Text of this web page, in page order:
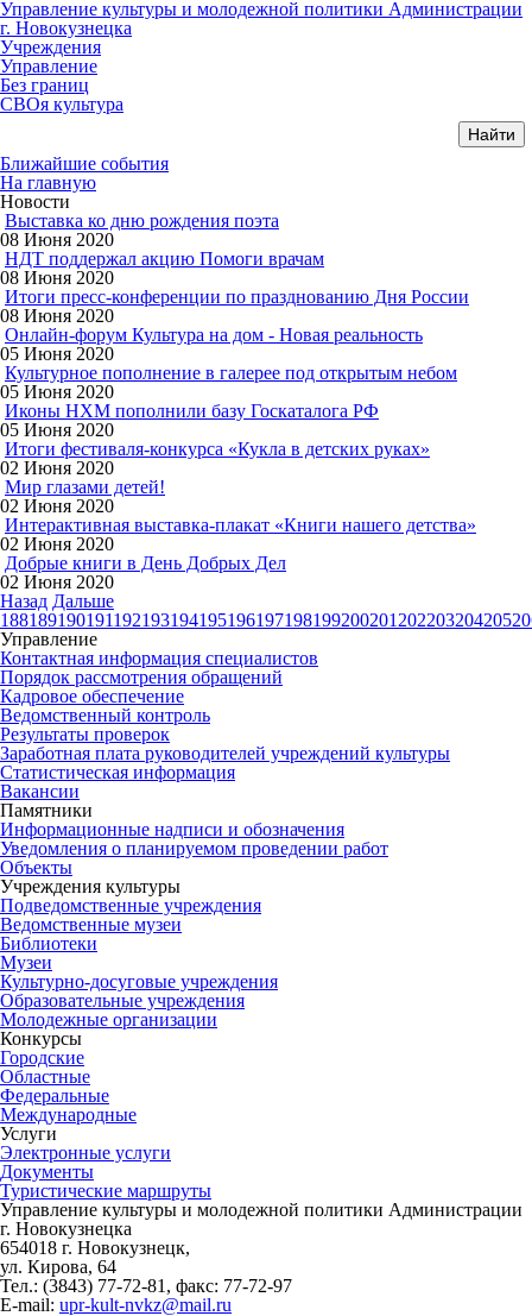
Управление культуры и молодежной политики Администрации
г. Новокузнецка
Учреждения
Управление
Без границ
СВОя культура
Ближайшие события
На главную
Новости
Выставка ко дню рождения поэта
08 Июня 2020
НДТ поддержал акцию Помоги врачам
08 Июня 2020
Итоги пресс-конференции по празднованию Дня России
08 Июня 2020
Онлайн-форум Культура на дом - Новая реальность
05 Июня 2020
Культурное пополнение в галерее под открытым небом
05 Июня 2020
Иконы НХМ пополнили базу Госкаталога РФ
05 Июня 2020
Итоги фестиваля-конкурса «Кукла в детских руках»
02 Июня 2020
Мир глазами детей!
02 Июня 2020
Интерактивная выставка-плакат «Книги нашего детства»
02 Июня 2020
Добрые книги в День Добрых Дел
02 Июня 2020
Назад Дальше
188189190191192193194195196197198199200201 202203204205
Управление
Контактная информация специалистов
Порядок рассмотрения обращений
Кадровое обеспечение
Ведомственный контроль
Результаты проверок
Заработная плата руководителей учреждений культуры
Статистическая информация
Вакансии
Памятники
Информационные надписи и обозначения
Уведомления о планируемом проведении работ
Объекты
Учреждения культуры
Подведомственные учреждения
Ведомственные музеи
Библиотеки
Музеи
Культурно-досуговые учреждения
Образовательные учреждения
Молодежные организации
Конкурсы
Городские
Областные
Федеральные
Международные
Услуги
Электронные услуги
Документы
Туристические маршруты
Управление культуры и молодежной политики Администрации
г. Новокузнецка
654018 г. Новокузнецк,
ул. Кирова, 64
Тел.: (3843) 77-72-81 , факс: 77-72-97
E-mail: upr-kult-nvkz@mail.ru